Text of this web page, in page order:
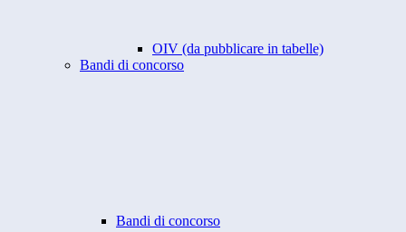
OIV (da pubblicare in tabelle)
Bandi di concorso
Bandi di concorso